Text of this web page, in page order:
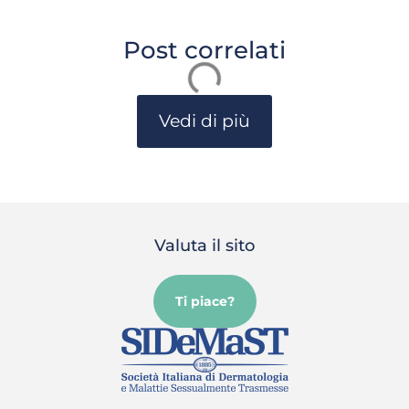
Post correlati
Vedi di più
Valuta il sito
Ti piace?